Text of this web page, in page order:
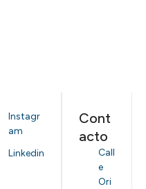
Instagr
am
Linkedin
Cont
acto
Call
e
Ori